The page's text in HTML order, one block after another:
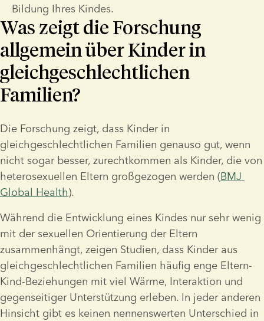
Bildung Ihres Kindes.
Was zeigt die Forschung
allgemein über Kinder in
gleichgeschlechtlichen
Familien?
Die Forschung zeigt, dass Kinder in
gleichgeschlechtlichen Familien genauso gut, wenn
nicht sogar besser, zurechtkommen als Kinder, die von
heterosexuellen Eltern großgezogen werden (BMJ
Global Health).
Während die Entwicklung eines Kindes nur sehr wenig
mit der sexuellen Orientierung der Eltern
zusammenhängt, zeigen Studien, dass Kinder aus
gleichgeschlechtlichen Familien häufig enge Eltern-
Kind-Beziehungen mit viel Wärme, Interaktion und
gegenseitiger Unterstützung erleben. In jeder anderen
Hinsicht gibt es keinen nennenswerten Unterschied in